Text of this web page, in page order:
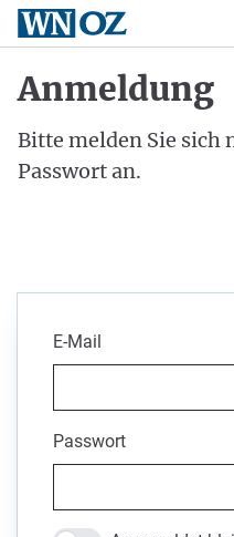
Anmeldung
Bitte melden Sie
Passwort an.
E-Mail
Passwort